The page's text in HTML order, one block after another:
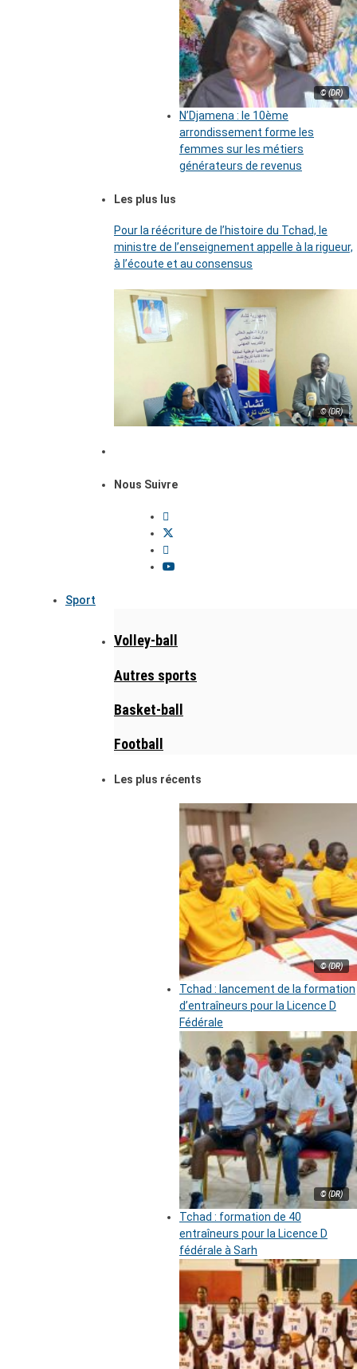
© (DR)
N’Djamena : le 10ème
arrondissement forme les
femmes sur les métiers
générateurs de revenus
Les plus lus
Pour la réécriture de l’histoire du Tchad, le
ministre de l’enseignement appelle à la rigueur,
à l’écoute et au consensus
© (DR)
Nous Suivre
Sport
Volley-ball
Autres sports
Basket-ball
Football
Les plus récents
© (DR)
Tchad : lancement de la formation
d’entraîneurs pour la Licence D
Fédérale
© (DR)
Tchad : formation de 40
entraîneurs pour la Licence D
fédérale à Sarh